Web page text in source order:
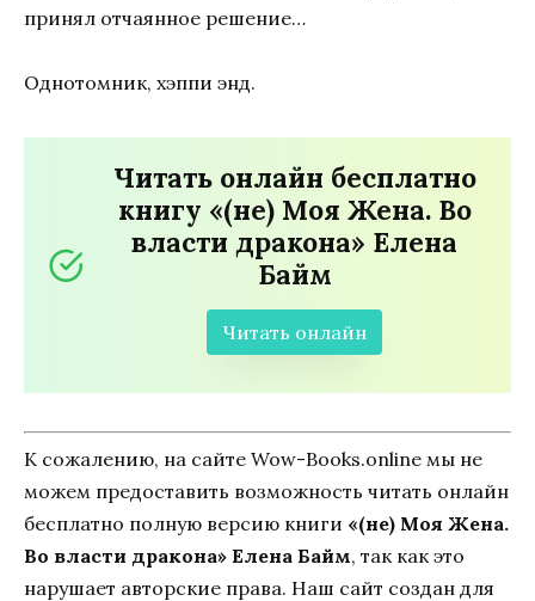
принял отчаянное решение…
Однотомник, хэппи энд.
Читать онлайн бесплатно
книгу «(не) Моя Жена. Во
власти дракона» Елена
Байм
Читать онлайн
К сожалению, на сайте Wow-Books.online мы не
можем предоставить возможность читать онлайн
бесплатно полную версию книги «(не) Моя Жена.
Во власти дракона» Елена Байм, так как это
нарушает авторские права. Наш сайт создан для